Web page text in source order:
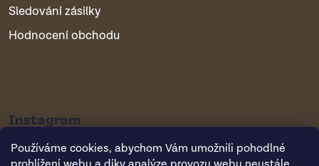
Používáme cookies, abychom Vám umožnili pohodlné
Sledování zásilky
Hodnocení obchodu
Instagram